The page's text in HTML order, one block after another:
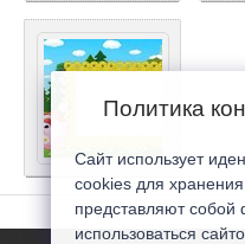
Политика
Сайт использует
cookies для
представляют
использоваться